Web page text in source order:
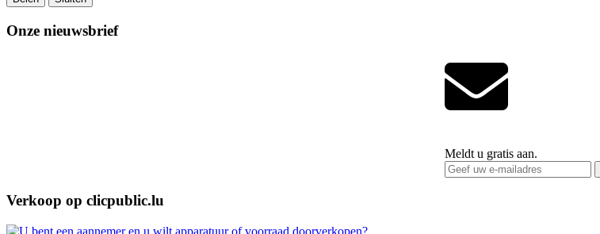
Onze nieuwsbrief
Meldt u gratis aan.
Verkoop op clicpublic.lu